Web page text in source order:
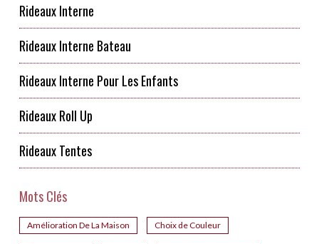
Rideaux Interne
Rideaux Interne Bateau
Rideaux Interne Pour Les Enfants
Rideaux Roll Up
Rideaux Tentes
Mots Clés
Amélioration De La Maison Choix de Couleur